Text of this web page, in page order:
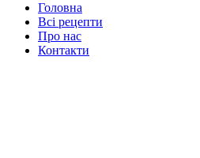
Головна
Всі рецепти
Про нас
Контакти